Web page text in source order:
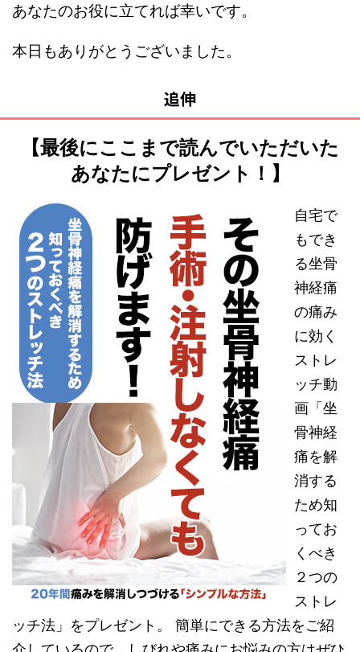
あなたのお役に立てれば幸いです。
本日もありがとうございました。
追伸
【最後にここまで読んでいただいた
あなたにプレゼント！】
自宅で
もでき
る坐骨
神経痛
の痛み
に効く
ストレ
ッチ動
画「坐
骨神経
痛を解
消する
ため知
ってお
くべき
２つの
ストレ
ッチ法」をプレゼント。 簡単にできる方法をご紹